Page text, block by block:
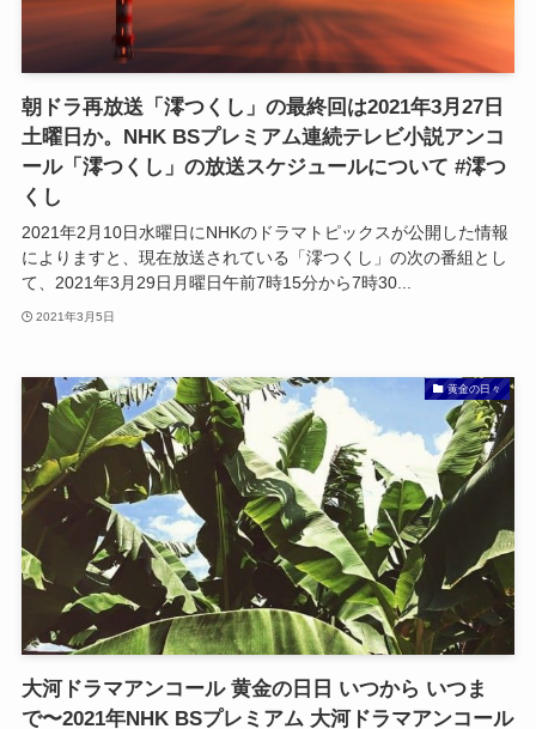
朝ドラ再放送「澪つくし」の最終回は2021年3月27日
土曜日か。NHK BSプレミアム連続テレビ小説アンコ
ール「澪つくし」の放送スケジュールについて #澪つ
くし
2021年2月10日水曜日にNHKのドラマトピックスが公開した情報
によりますと、現在放送されている「澪つくし」の次の番組とし
て、2021年3月29日月曜日午前7時15分から7時30...
2021年3月5日
黄金の日々
大河ドラマアンコール 黄金の日日 いつから いつま
で〜2021年NHK BSプレミアム 大河ドラマアンコール